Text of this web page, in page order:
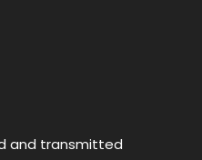
and transmitted